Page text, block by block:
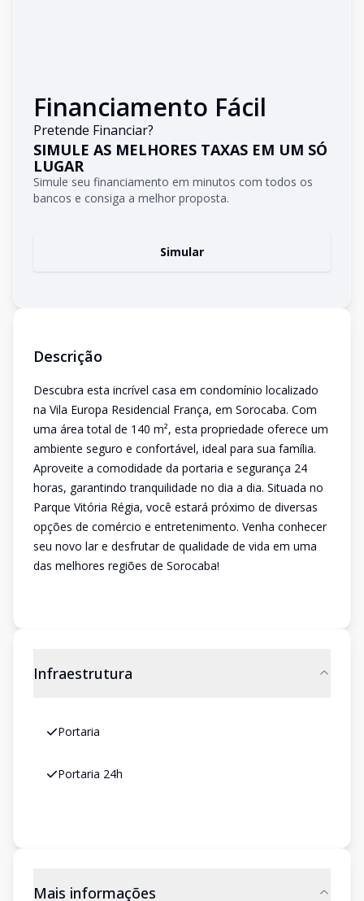
Financiamento Fácil
Pretende Financiar?
SIMULE AS MELHORES TAXAS EM UM SÓ
LUGAR
Simule seu financiamento em minutos com todos os
bancos e consiga a melhor proposta.
Simular
Descrição
Descubra esta incrível casa em condomínio localizado
na Vila Europa Residencial França, em Sorocaba. Com
uma área total de 140 m², esta propriedade oferece um
ambiente seguro e confortável, ideal para sua família.
Aproveite a comodidade da portaria e segurança 24
horas, garantindo tranquilidade no dia a dia. Situada no
Parque Vitória Régia, você estará próximo de diversas
opções de comércio e entretenimento. Venha conhecer
seu novo lar e desfrutar de qualidade de vida em uma
das melhores regiões de Sorocaba!
Infraestrutura
Portaria
Portaria 24h
Mais informações